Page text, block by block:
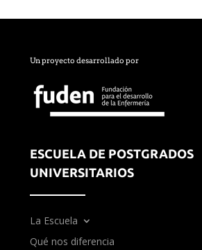
Un proyecto desarrollado por
ESCUELA DE POSTGRADOS
UNIVERSITARIOS
La Escuela
Qué nos diferencia